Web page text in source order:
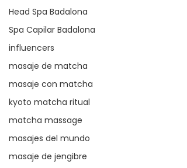
Head Spa Badalona
Spa Capilar Badalona
influencers
masaje de matcha
masaje con matcha
kyoto matcha ritual
matcha massage
masajes del mundo
masaje de jengibre